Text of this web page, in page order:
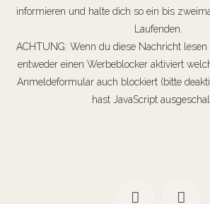
informieren und halte dich so ein bis
Laufenden.
ACHTUNG: Wenn du diese Nachricht
entweder einen Werbeblocker aktiviert
Anmeldeformular auch blockiert (bitte
hast JavaScript